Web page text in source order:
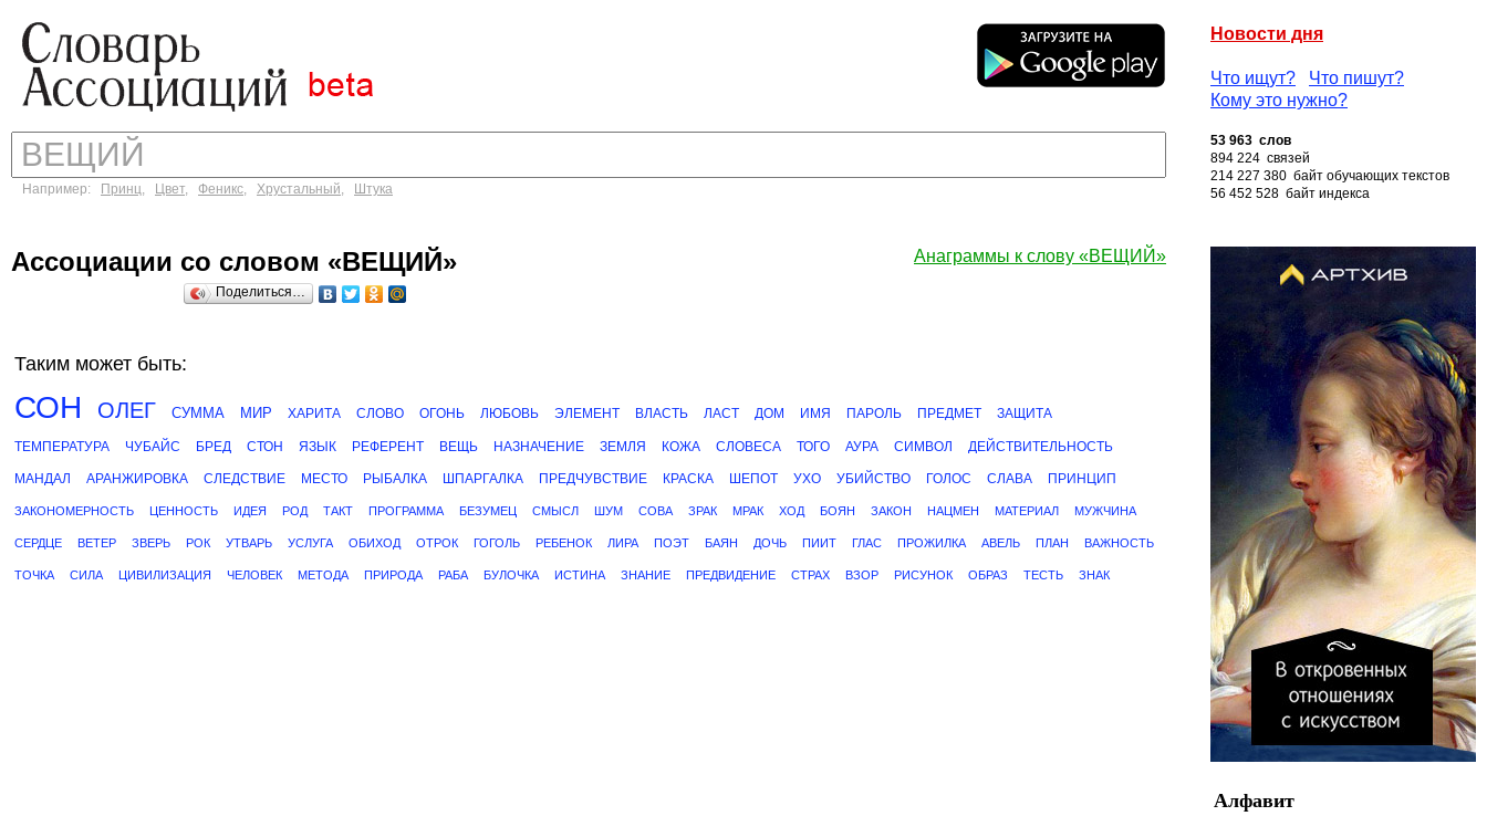
Новости дня
Что ищут?
Что пишут?
Кому это нужно?
Например: Принц, Цвет, Феникс, Хрустальный, Штука
53 963 слов
894 224 связей
214 227 380 байт обучающих текстов
56 452 528 байт индекса
Анаграммы к слову «ВЕЩИЙ»
Ассоциации со словом «ВЕЩИЙ»
Поделиться…
Таким может быть:
СОН ОЛЕГ СУММА МИР ХАРИТА СЛОВО ОГОНЬ ЛЮБОВЬ ЭЛЕМЕНТ ВЛАСТЬ ЛАСТ ДОМ ИМЯ ПАРОЛЬ ПРЕДМЕТ ЗАЩИТА
ТЕМПЕРАТУРА ЧУБАЙС БРЕД СТОН ЯЗЫК РЕФЕРЕНТ ВЕЩЬ НАЗНАЧЕНИЕ ЗЕМЛЯ КОЖА СЛОВЕСА ТОГО АУРА СИМВОЛ ДЕЙСТВИТЕЛЬНОСТЬ
МАНДАЛ АРАНЖИРОВКА СЛЕДСТВИЕ МЕСТО РЫБАЛКА ШПАРГАЛКА ПРЕДЧУВСТВИЕ КРАСКА ШЕПОТ УХО УБИЙСТВО ГОЛОС СЛАВА ПРИНЦИП
ЗАКОНОМЕРНОСТЬ ЦЕННОСТЬ ИДЕЯ РОД ТАКТ ПРОГРАММА БЕЗУМЕЦ СМЫСЛ ШУМ СОВА ЗРАК МРАК ХОД БОЯН ЗАКОН НАЦМЕН МАТЕРИАЛ МУЖЧИНА
СЕРДЦЕ ВЕТЕР ЗВЕРЬ РОК УТВАРЬ УСЛУГА ОБИХОД ОТРОК ГОГОЛЬ РЕБЕНОК ЛИРА ПОЭТ БАЯН ДОЧЬ ПИИТ ГЛАС ПРОЖИЛКА АВЕЛЬ ПЛАН ВАЖНОСТЬ
ТОЧКА СИЛА ЦИВИЛИЗАЦИЯ ЧЕЛОВЕК МЕТОДА ПРИРОДА РАБА БУЛОЧКА ИСТИНА ЗНАНИЕ ПРЕДВИДЕНИЕ СТРАХ ВЗОР РИСУНОК ОБРАЗ ТЕСТЬ ЗНАК
Алфавит